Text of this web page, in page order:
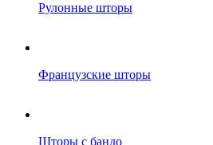
Рулонные шторы
Французские шторы
Шторы с бандо